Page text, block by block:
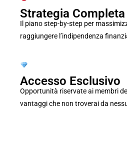
Strategia Completa
Il piano step-by-step per
raggiungere l’indipendenza
Accesso Esclusivo
Opportunità riservate ai membri
vantaggi che non troverai da